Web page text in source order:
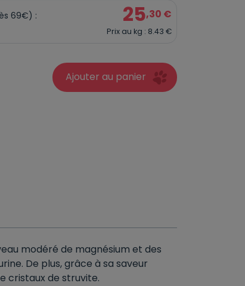
69€) :
25,30 €
Prix au kg : 8.43 €
Ajouter au panier
modéré de magnésium et des
De plus, grâce à sa saveur
cristaux de struvite.